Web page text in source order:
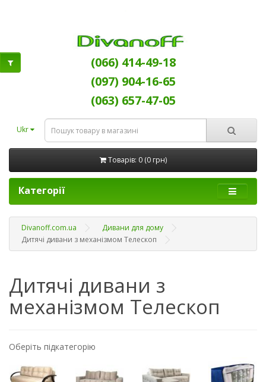
(066) 414-49-18
(097) 904-16-65
(063) 657-47-05
Ukr
Товарів: 0 (0 грн)
Категорії
Divanoff.com.ua
Дивани для дому
Дитячі дивани з механізмом Телескоп
Дитячі дивани з
механізмом Телескоп
Оберіть підкатегорію